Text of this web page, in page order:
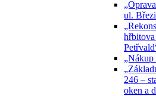
ul.
246 –
oken a